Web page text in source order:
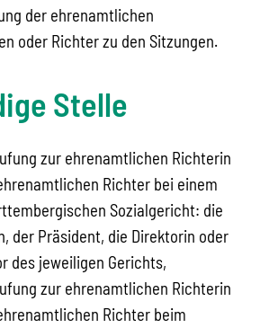
der ehrenamtlichen
oder Richter zu den Sitzungen.
Stelle
zur ehrenamtlichen Richterin
Richter bei einem
Sozialgericht: die
der Präsident, die Direktorin oder
des jeweiligen Gerichts,
zur ehrenamtlichen Richterin
Richter beim